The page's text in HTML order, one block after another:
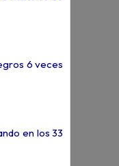
6 veces
en los 33